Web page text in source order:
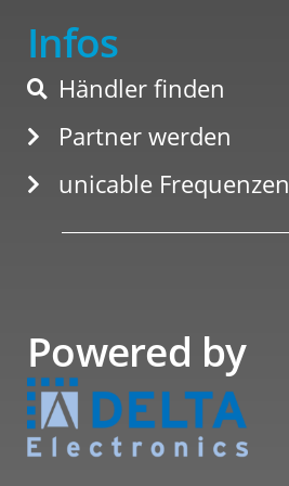
Infos
Händler finden
Partner werden
unicable Frequenzen
Powered by